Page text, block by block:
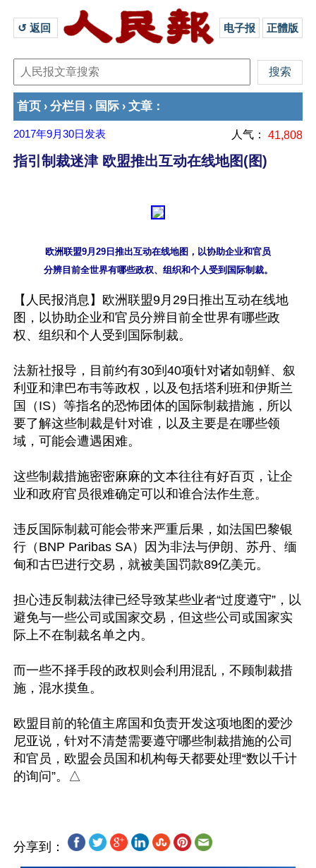
↺ 返回 电子报 正體版
首页 › 分栏目 › 国际 › 文章 ：
2017年9月30日 发表 人气： 41,808
指引制裁迷津 欧盟推出互动在线地图(图)
欧洲联盟9月29日推出互动在线地图，以协助企业和官员
【人民报消息】欧洲联盟9月29日推出互动在线地
图，以协助企业和官员分辨目前全世界有哪些政
权、组织和个人受到国际制裁。
法新社报导，目前约有30到40项针对诸如朝鲜、叙
利亚和津巴布韦等政权，以及包括塔利班和伊斯兰
国（IS）等指名的恐怖团体的国际制裁措施，所以
要了解这些制裁是针对谁，以及主要是在哪些领
域，可能会遭遇困难。
这些制裁措施密密麻麻的文本往往有好百页，让企
业和政府官员很难确定可以和谁合法作生意。
违反国际制裁可能会带来严重后果，如法国巴黎银
行（BNP Paribas SA）因为非法与伊朗、苏丹、缅
甸和古巴进行交易，就被美国罚款89亿美元。
担心违反制裁法律已经导致某些业者“过度遵守”，以
避免与一些公司或国家交易，但这些公司或国家实
际上不在制裁名单之内。
而一些不择手段的政权则会利用混乱，不顾制裁措
施，混水摸鱼。
欧盟目前的轮值主席国和负责开发这项地图的爱沙
尼亚说，针对不清楚需要遵守哪些制裁措施的公司
和官员，欧盟会员国和机构每天都要处理“数以千计
分享到：